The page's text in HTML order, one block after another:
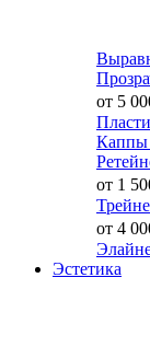
от 5
Каппы
от 1
от 4
Эстетика